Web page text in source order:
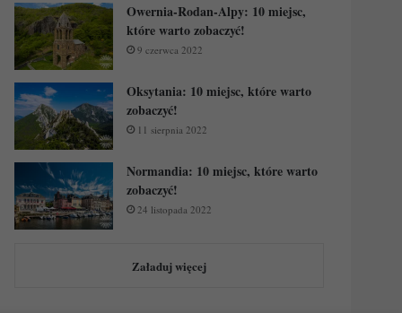
Owernia-Rodan-Alpy: 10 miejsc,
które warto zobaczyć!
9 czerwca 2022
Oksytania: 10 miejsc, które warto
zobaczyć!
11 sierpnia 2022
Normandia: 10 miejsc, które warto
zobaczyć!
24 listopada 2022
Załaduj więcej